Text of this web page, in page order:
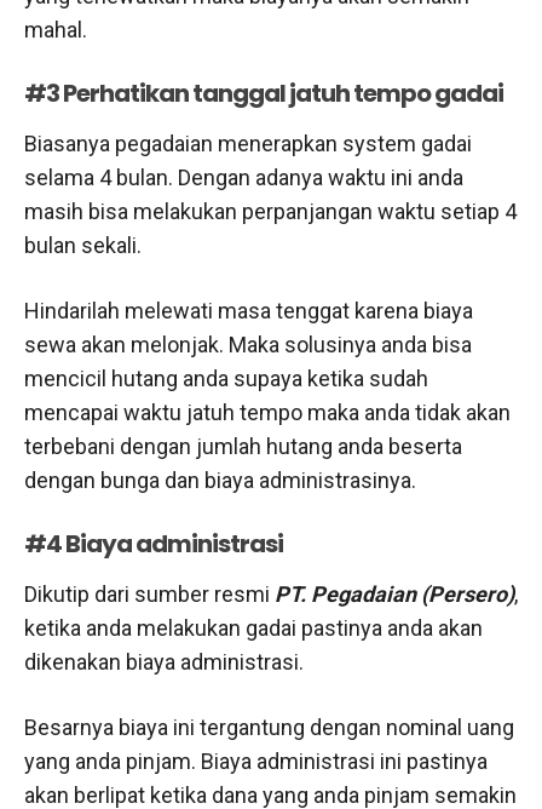
mahal.
#3 Perhatikan tanggal jatuh tempo gadai
Biasanya pegadaian menerapkan system gadai
selama 4 bulan. Dengan adanya waktu ini anda
masih bisa melakukan perpanjangan waktu setiap 4
bulan sekali.
Hindarilah melewati masa tenggat karena biaya
sewa akan melonjak. Maka solusinya anda bisa
mencicil hutang anda supaya ketika sudah
mencapai waktu jatuh tempo maka anda tidak akan
terbebani dengan jumlah hutang anda beserta
dengan bunga dan biaya administrasinya.
#4 Biaya administrasi
Dikutip dari sumber resmi PT. Pegadaian (Persero),
ketika anda melakukan gadai pastinya anda akan
dikenakan biaya administrasi.
Besarnya biaya ini tergantung dengan nominal uang
yang anda pinjam. Biaya administrasi ini pastinya
akan berlipat ketika dana yang anda pinjam semakin